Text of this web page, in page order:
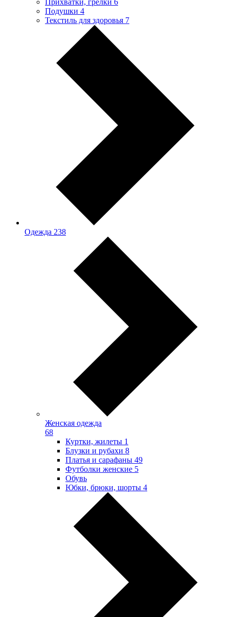
Прихватки, грелки 6
Подушки 4
Текстиль для здоровья 7
Одежда 238
Женская одежда
68
Куртки, жилеты 1
Блузки и рубахи 8
Платья и сарафаны 49
Футболки женские 5
Обувь
Юбки, брюки, шорты 4